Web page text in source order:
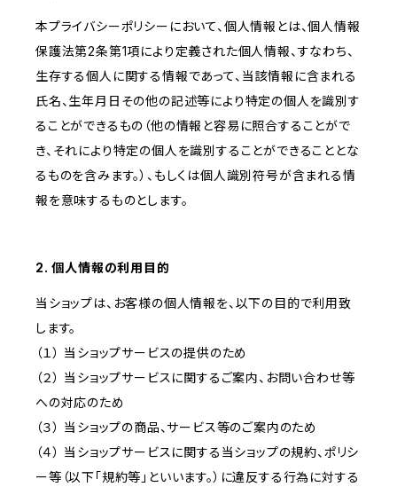
本プライバシーポリシーにおいて、個人情報とは、個人情報
保護法第2条第1項により定義された個人情報、すなわち、
生存する個人に関する情報であって、当該情報に含まれる
氏名、生年月日その他の記述等により特定の個人を識別す
ることができるもの（他の情報と容易に照合することがで
き、それにより特定の個人を識別することができることとな
るものを含みます。）、もしくは個人識別符号が含まれる情
報を意味するものとします。
2. 個人情報の利用目的
当ショップは、お客様の個人情報を、以下の目的で利用致
します。
（１） 当ショップサービスの提供のため
（２） 当ショップサービスに関するご案内、お問い合わせ等
への対応のため
（３） 当ショップの商品、サービス等のご案内のため
（４） 当ショップサービスに関する当ショップの規約、ポリシ
ー等（以下「規約等」といいます。）に違反する行為に対する